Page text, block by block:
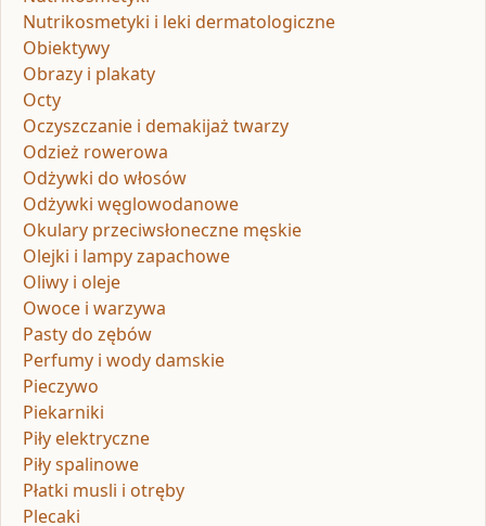
Nutrikosmetyki i leki dermatologiczne
Obiektywy
Obrazy i plakaty
Octy
Oczyszczanie i demakijaż twarzy
Odzież rowerowa
Odżywki do włosów
Odżywki węglowodanowe
Okulary przeciwsłoneczne męskie
Olejki i lampy zapachowe
Oliwy i oleje
Owoce i warzywa
Pasty do zębów
Perfumy i wody damskie
Pieczywo
Piekarniki
Piły elektryczne
Piły spalinowe
Płatki musli i otręby
Plecaki